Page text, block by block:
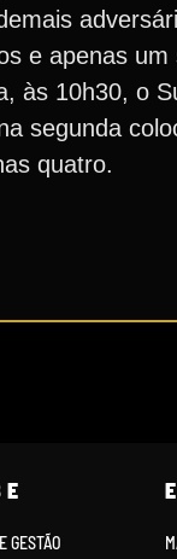
e apenas um
às 10h30, o
segunda
quatro.
GESTÃO